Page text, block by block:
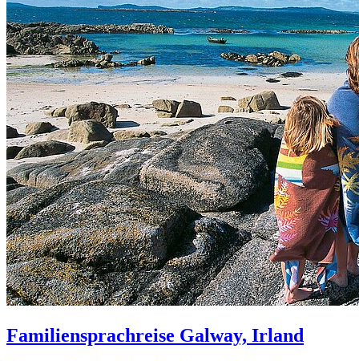
Familiensprachreise Galway, Irland